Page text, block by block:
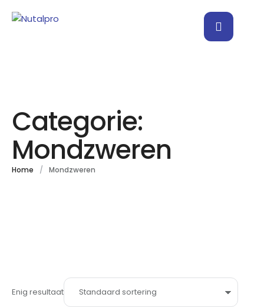
Categorie:
Mondzweren
Home / Mondzweren
Enig resultaat